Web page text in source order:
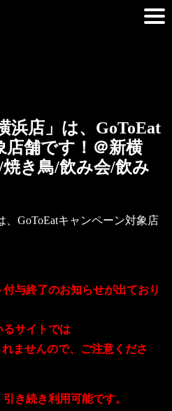
浜店」は、GoToEat
店舗です！＠新横
き鳥/飲み会/飲み
、GoToEatキャンペーン対象店
与終了のお知らせが出ており
サイトでは
ませんので、ご注意くださ
き続き利用可能です。